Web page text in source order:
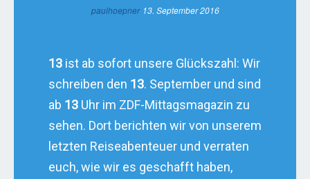
paulhoepner 13. September 2016
13 ist ab sofort unsere Glückszahl: Wir
schreiben den 13. September und sind
ab 13 Uhr im ZDF-Mittagsmagazin zu
sehen. Dort berichten wir von unserem
letzten Reiseabenteuer und verraten
euch, wie wir es geschafft haben,